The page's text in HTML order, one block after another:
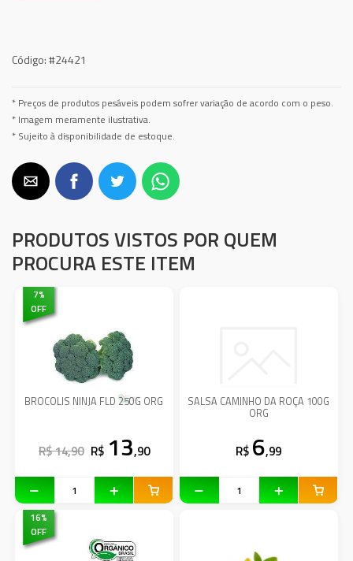
Código:#24421
* Preços de produtos pesáveis podem sofrer variação de acordo com o peso.
* Imagem meramente ilustrativa.
* Sujeito à disponibilidade de estoque.
PRODUTOS VISTOS POR QUEM
PROCURA ESTE ITEM
7%
OFF
BROCOLIS NINJA FLD 250G ORG
R$ 14,90 R$ 13,90
SALSA CAMINHO DA ROÇA 100G
ORG
R$ 6,99
16%
OFF